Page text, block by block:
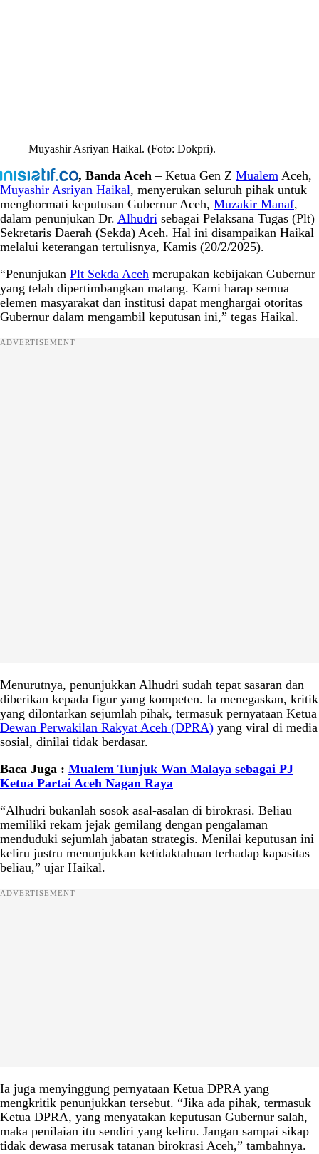
Muyashir Asriyan Haikal. (Foto: Dokpri).
, Banda Aceh– Ketua Gen Z MualemAceh,
Muyashir Asriyan Haikal, menyerukan seluruh pihak untuk
menghormati keputusan Gubernur Aceh, Muzakir Manaf,
dalam penunjukan Dr. Alhudri sebagai Pelaksana Tugas (Plt)
Sekretaris Daerah (Sekda) Aceh. Hal ini disampaikan Haikal
melalui keterangan tertulisnya, Kamis (20/2/2025).
“Penunjukan Plt Sekda Aceh merupakan kebijakan Gubernur
yang telah dipertimbangkan matang. Kami harap semua
elemen masyarakat dan institusi dapat menghargai otoritas
Gubernur dalam mengambil keputusan ini,” tegas Haikal.
ADVERTISEMENT
Menurutnya, penunjukkan Alhudri sudah tepat sasaran dan
diberikan kepada figur yang kompeten. Ia menegaskan, kritik
yang dilontarkan sejumlah pihak, termasuk pernyataan Ketua
Dewan Perwakilan Rakyat Aceh (DPRA) yang viral di media
sosial, dinilai tidak berdasar.
Baca Juga : Mualem Tunjuk Wan Malaya sebagai PJ
Ketua Partai Aceh Nagan Raya
“Alhudri bukanlah sosok asal-asalan di birokrasi. Beliau
memiliki rekam jejak gemilang dengan pengalaman
menduduki sejumlah jabatan strategis. Menilai keputusan ini
keliru justru menunjukkan ketidaktahuan terhadap kapasitas
beliau,” ujar Haikal.
ADVERTISEMENT
Ia juga menyinggung pernyataan Ketua DPRA yang
mengkritik penunjukkan tersebut. “Jika ada pihak, termasuk
Ketua DPRA, yang menyatakan keputusan Gubernur salah,
maka penilaian itu sendiri yang keliru. Jangan sampai sikap
tidak dewasa merusak tatanan birokrasi Aceh,” tambahnya.